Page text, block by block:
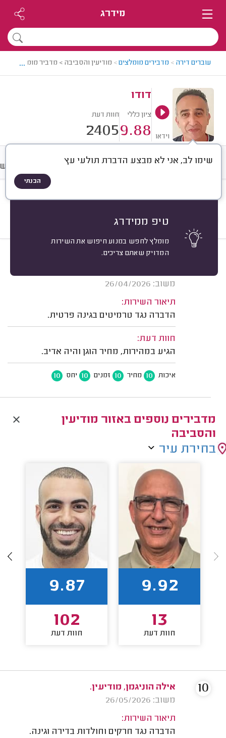
מידרג
עוברים דירה > מדבירים מומלצים> מודיעין והסביבה > מדביר מומלץ - דודו
...
וידאו
דודו
ציון כללי
9.88
חוות דעת
2405
שימו לב, אני לא מבצע הדברת תולעי עץ
הבנתי
טיפ ממידרג
מומלץ לחפש במנוע חיפוש את השירות
המדויק שאתם צריכים.
חוות דעת מחירים
סוג ההדברה
ליאורה גוסמן, מודיעין.
משוב: 26/04/2026
תיאור השירות:
הדברה נגד טרמיטים בגינה פרטית.
חוות דעת:
הגיע במהירות, מחיר הוגן והיה אדיב.
איכות 10 מחיר 10 זמנים 10 יחס 10
מדבירים נוספים באזור מודיעין
והסביבה
בחירת עיר
9.92
13
חוות דעת
9.87
102
חוות דעת
אילה הוניגמן, מודיעין.
משוב: 26/05/2026
תיאור השירות:
הדברה נגד חרקים וחולדות בדירה וגינה.
10